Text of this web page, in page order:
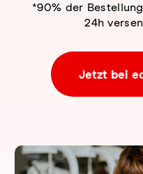
*90% der
24h
Jetzt bei